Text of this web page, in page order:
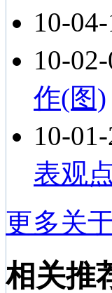
10-
10-
作(图)
10-
表观
更多关
相关推